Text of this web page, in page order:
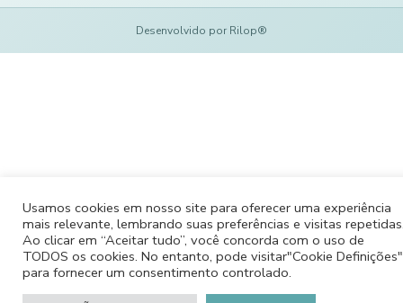
Desenvolvido por Rilop®
Usamos cookies em nosso site para oferecer uma experiência
mais relevante, lembrando suas preferências e visitas
Ao clicar em “Aceitar tudo”, você concorda com o uso de
TODOS os cookies. No entanto, pode visitar"Cookie Definições"
para fornecer um consentimento controlado.